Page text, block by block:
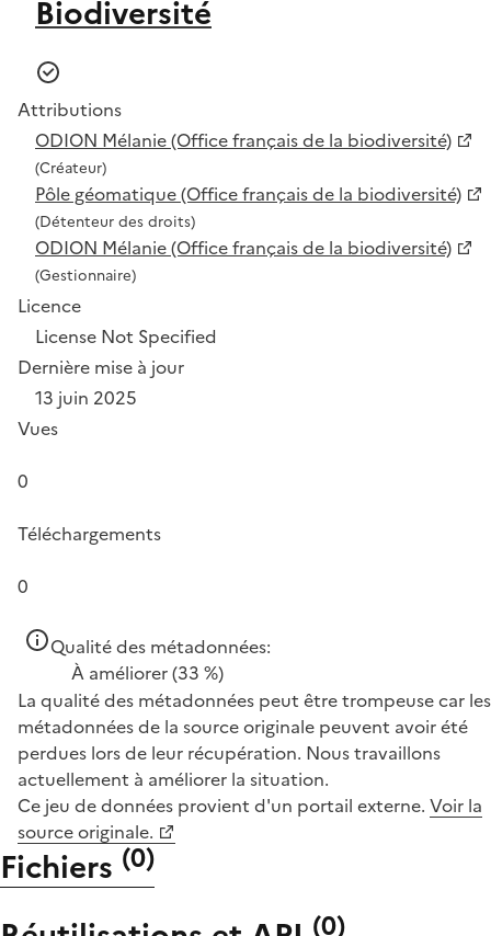
Biodiversité
Attributions
ODION Mélanie (Office français de la biodiversité)
(Créateur)
Pôle géomatique (Office français de la biodiversité)
(Détenteur des droits)
ODION Mélanie (Office français de la biodiversité)
(Gestionnaire)
Licence
License Not Specified
Dernière mise à jour
13 juin 2025
Vues
0
Téléchargements
0
Qualité des métadonnées:
À améliorer(33 %)
La qualité des métadonnées peut être trompeuse car les
métadonnées de la source originale peuvent avoir été
perdues lors de leur récupération. Nous travaillons
actuellement à améliorer la situation.
Ce jeu de données provient d'un portail externe. Voir la
source originale.
Fichiers (0)
(0)